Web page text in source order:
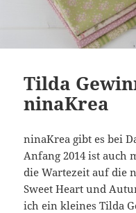
Tilda
ninaKrea
ninaKrea gibt es bei
Anfang 2014 ist auch
die Wartezeit auf die
Sweet Heart und
ich ein kleines Tilda